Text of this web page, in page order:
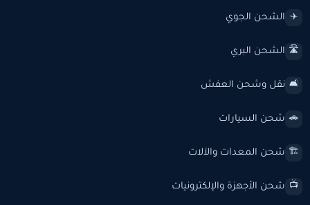
✈️ الشحن الجوي
🛣️ الشحن البري
🛋️ نقل وشحن العفش
🚗 شحن السيارات
🏗️ شحن المعدات والآلات
📺 شحن الأجهزة والإلكترونيات